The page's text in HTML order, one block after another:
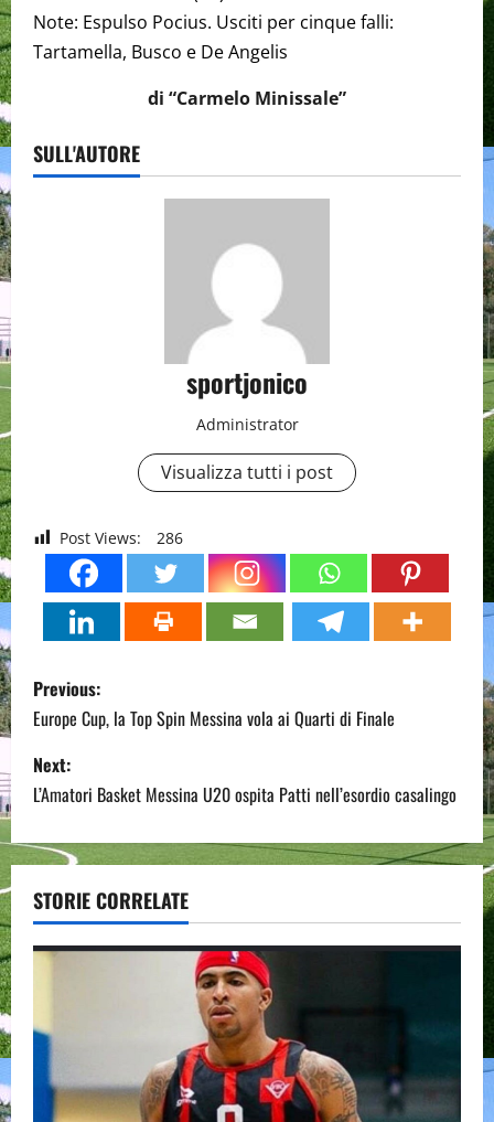
Note: Espulso Pocius. Usciti per cinque falli:
Tartamella, Busco e De Angelis
di “Carmelo Minissale”
SULL'AUTORE
sportjonico
Administrator
Visualizza tutti i post
Post Views: 286
P
o
s
t
n
a
v
g
a
Previous:
Europe Cup, la Top Spin Messina vola ai Quarti di Finale
Next:
L’Amatori Basket Messina U20 ospita Patti nell’esordio casalingo
STORIE CORRELATE